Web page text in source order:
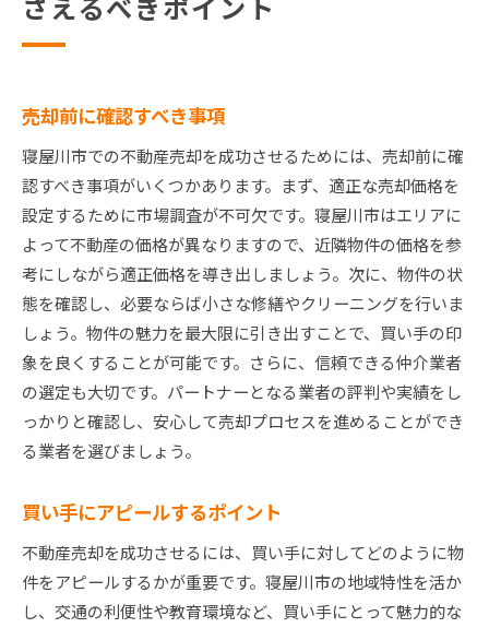
売却前に確認すべき事項
寝屋川市での不動産売却を成功させるためには、売却前に確
認すべき事項がいくつかあります。まず、適正な売却価格を
設定するために市場調査が不可欠です。寝屋川市はエリアに
よって不動産の価格が異なりますので、近隣物件の価格を参
考にしながら適正価格を導き出しましょう。次に、物件の状
態を確認し、必要ならば小さな修繕やクリーニングを行いま
しょう。物件の魅力を最大限に引き出すことで、買い手の印
象を良くすることが可能です。さらに、信頼できる仲介業者
の選定も大切です。パートナーとなる業者の評判や実績をし
っかりと確認し、安心して売却プロセスを進めることができ
る業者を選びましょう。
買い手にアピールするポイント
不動産売却を成功させるには、買い手に対してどのように物
件をアピールするかが重要です。寝屋川市の地域特性を活か
し、交通の利便性や教育環境など、買い手にとって魅力的な